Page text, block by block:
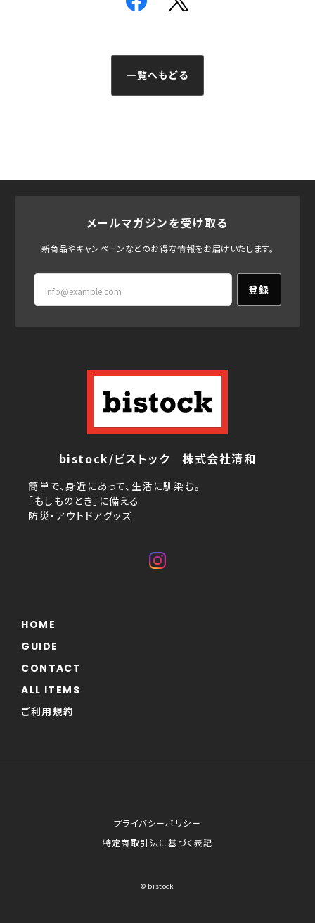
一覧へもどる
メールマガジンを受け取る
新商品やキャンペーンなどのお得な情報をお届けいたします。
登録
bistock/ビストック 株式会社清和
簡単で、身近にあって、生活に馴染む。
「もしものとき」に備える
防災・アウトドアグッズ
HOME
GUIDE
CONTACT
ALL ITEMS
ご利用規約
プライバシーポリシー
特定商取引法に基づく表記
© bistock